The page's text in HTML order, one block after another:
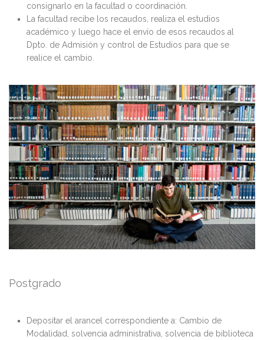
consignarlo en la facultad o coordinación.
La facultad recibe los recaudos, realiza el estudios
académico y luego hace el envío de esos recaudos al
Dpto. de Admisión y control de Estudios para que se
realice el cambio.
Postgrado
Depositar el arancel correspondiente a: Cambio de
Modalidad, solvencia administrativa, solvencia de biblioteca